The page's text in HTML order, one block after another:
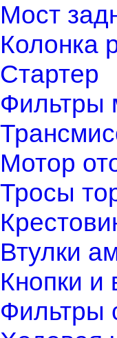
Мост
Колонка
Стартер
Фильтры
Мотор
Тросы
Втулки
Кнопки и
Фильтры